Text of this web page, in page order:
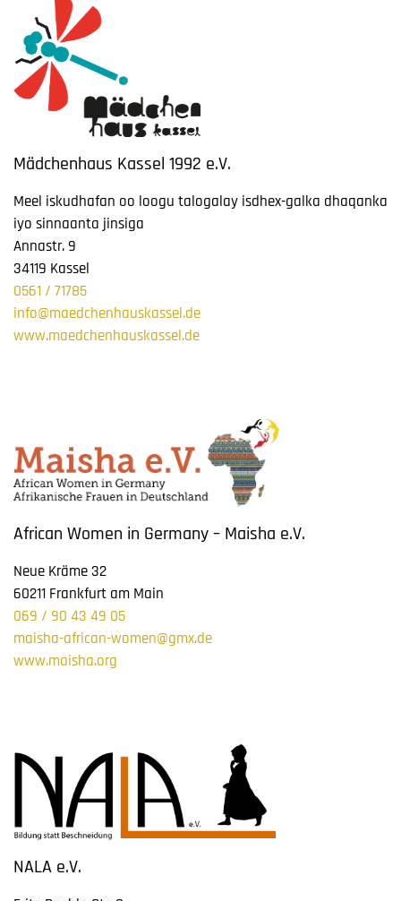
Mädchenhaus Kassel 1992 e.V.
Meel iskudhafan oo loogu talogalay isdhex-galka dhaqanka
iyo sinnaanta jinsiga
Annastr. 9
34119 Kassel
0561 / 71785
info@maedchenhauskassel.de
www.maedchenhauskassel.de
African Women in Germany – Maisha e.V.
Neue Kräme 32
60211 Frankfurt am Main
069 / 90 43 49 05
maisha-african-women@gmx.de
www.maisha.org
NALA e.V.